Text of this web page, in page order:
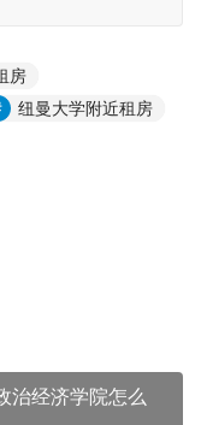
房
纽曼大学附近租房
治经济学院怎么